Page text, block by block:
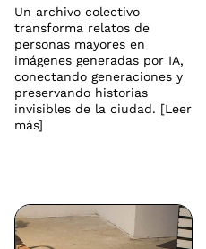
Un archivo colectivo
transforma relatos de
personas mayores en
imágenes generadas por IA,
conectando generaciones y
preservando historias
invisibles de la ciudad. [Leer
más]